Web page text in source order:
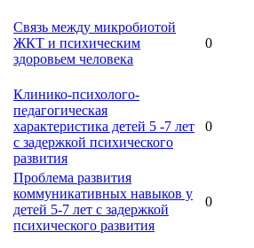
Связь между микробиотой
ЖКТ и психическим
здоровьем человека
0
Клинико-психолого-
педагогическая
характеристика детей 5 -7 лет
с задержкой психического
развития
0
Проблема развития
коммуникативных навыков у
детей 5-7 лет с задержкой
психического развития
0